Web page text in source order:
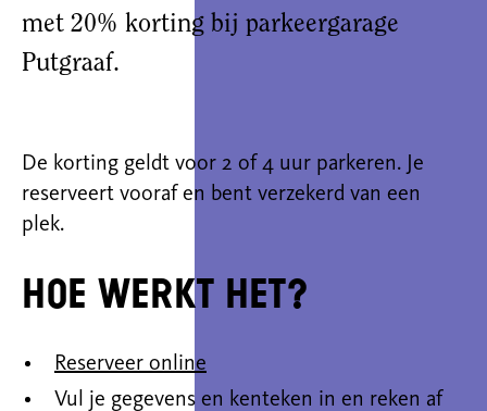
met 20% korting bij parkeergarage
Putgraaf.
De korting geldt voor 2 of 4 uur parkeren. Je
reserveert vooraf en bent verzekerd van een
plek.
Hoe werkt het?
Reserveer online
Vul je gegevens en kenteken in en reken af